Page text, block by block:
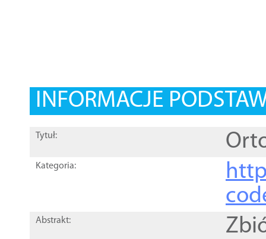
INFORMACJE
Tytuł:
Kategoria:
Abstrakt: